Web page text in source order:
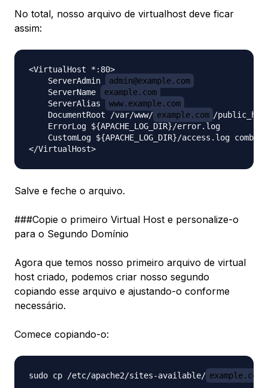
No total, nosso arquivo de virtualhost deve ficar
assim:
<VirtualHost *:80>
    ServerAdmin
admin@example.com
    ServerName
example.com
    ServerAlias
www.example.com
    DocumentRoot /var/www/
example.com /
    ErrorLog ${APACHE_LOG_DIR}/error.log
CustomLog ${APACHE_LOG_DIR}/access.log
Salve e feche o arquivo.
###Copie o primeiro Virtual Host e personalize-o
para o Segundo Domínio
Agora que temos nosso primeiro arquivo de virtual
host criado, podemos criar nosso segundo
copiando esse arquivo e ajustando-o conforme
necessário.
Comece copiando-o:
sudo cp /etc/apache2/sites-available/ example.com